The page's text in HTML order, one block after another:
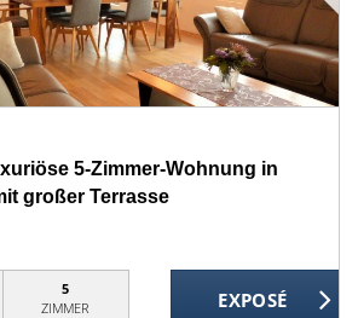
5-Zimmer-Wohnung in
großer Terrasse
5
ZIMMER